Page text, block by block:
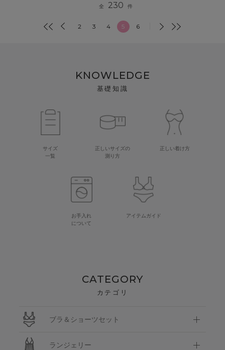
全 230 件
2 3 4 5 6
KNOWLEDGE
基礎知識
サイズ
一覧
正しいサイズの
測り方
正しい着け方
お手入れ
について
アイテムガイド
CATEGORY
カテゴリ
ブラ＆ショーツセット
ランジェリー